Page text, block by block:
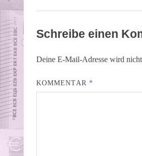
Schreibe einen
Deine E-Mail-Adresse wird
KOMMENTAR *